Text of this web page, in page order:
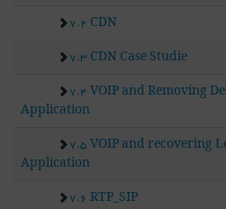
7.2 CDN
7.3 CDN Case Studie
7.4 VOIP and Removing
Application
7.5 VOIP and recovering
Application
7.6 RTP_SIP